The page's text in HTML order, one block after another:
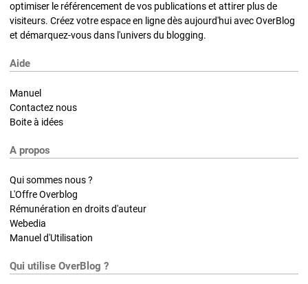
optimiser le référencement de vos publications et attirer plus de
visiteurs. Créez votre espace en ligne dès aujourd'hui avec OverBlog
et démarquez-vous dans l'univers du blogging.
Aide
Manuel
Contactez nous
Boite à idées
A propos
Qui sommes nous ?
L'Offre Overblog
Rémunération en droits d'auteur
Webedia
Manuel d'Utilisation
Qui utilise OverBlog ?